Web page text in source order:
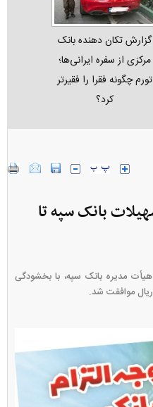
گزارش تکان‌ دهنده بانک
مرکزی از سفره ایرانی‌ها؛
تورم چگونه فقرا را فقیرتر
کرد؟
بانک سپه تا
مدیره بانک سپه، با بخشودگی